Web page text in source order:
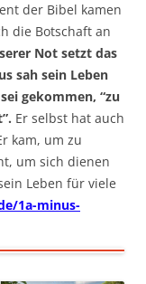
der Bibel kamen
die Botschaft an
Not setzt das
sah sein Leben
gekommen, “zu
Er selbst hat auch
kam, um zu
um sich dienen
Leben für viele
1a-minus-